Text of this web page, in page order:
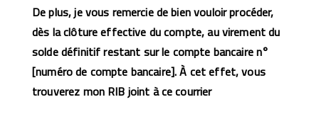
De plus, je vous remercie de bien vouloir procéder,
dès la clôture effective du compte, au virement du
solde définitif restant sur le compte bancaire n°
[numéro de compte bancaire]. À cet effet, vous
trouverez mon RIB joint à ce courrier